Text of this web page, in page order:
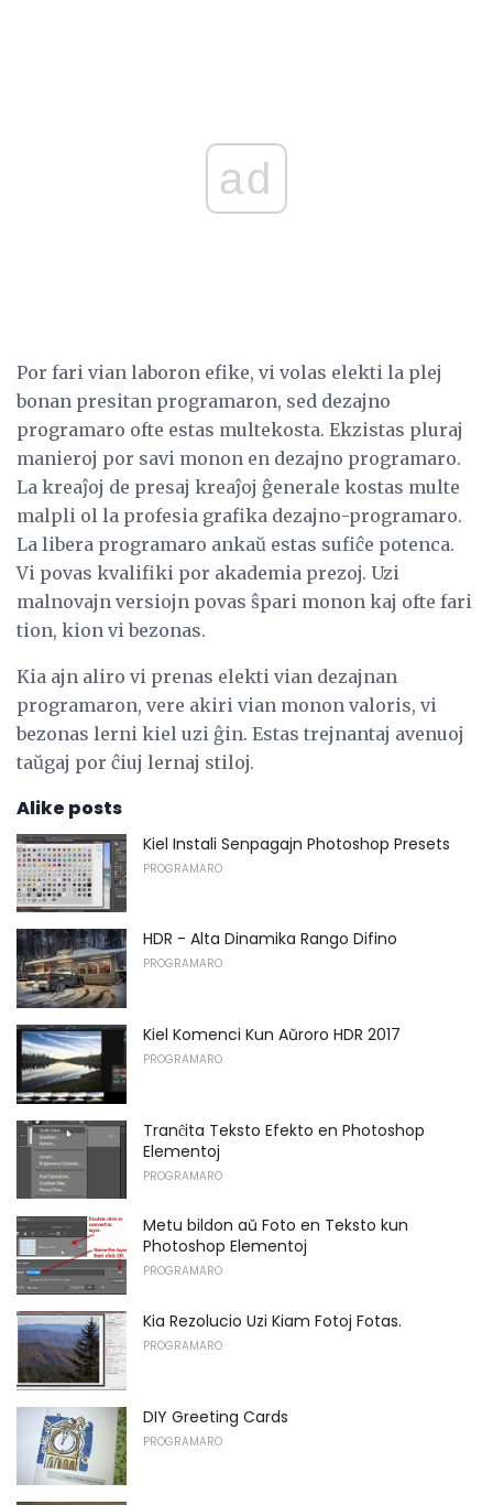
ad
Por fari vian laboron efike, vi volas elekti la plej
bonan presitan programaron, sed dezajno
programaro ofte estas multekosta. Ekzistas pluraj
manieroj por savi monon en dezajno programaro.
La kreaĵoj de presaj kreaĵoj ĝenerale kostas multe
malpli ol la profesia grafika dezajno-programaro.
La libera programaro ankaŭ estas sufiĉe potenca.
Vi povas kvalifiki por akademia prezoj. Uzi
malnovajn versiojn povas ŝpari monon kaj ofte fari
tion, kion vi bezonas.
Kia ajn aliro vi prenas elekti vian dezajnan
programaron, vere akiri vian monon valoris, vi
bezonas lerni kiel uzi ĝin. Estas trejnantaj avenuoj
taŭgaj por ĉiuj lernaj stiloj.
Alike posts
Kiel Instali Senpagajn Photoshop Presets
PROGRAMARO
HDR - Alta Dinamika Rango Difino
PROGRAMARO
Kiel Komenci Kun Aŭroro HDR 2017
PROGRAMARO
Tranĉita Teksto Efekto en Photoshop
Elementoj
PROGRAMARO
Metu bildon aŭ Foto en Teksto kun
Photoshop Elementoj
PROGRAMARO
Kia Rezolucio Uzi Kiam Fotoj Fotas.
PROGRAMARO
DIY Greeting Cards
PROGRAMARO